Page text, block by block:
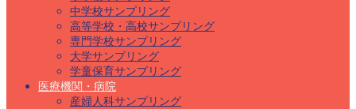
中学校サンプリング
高等学校・高校サンプリング
専門学校サンプリング
大学サンプリング
学童保育サンプリング
医療機関・病院
産婦人科サンプリング